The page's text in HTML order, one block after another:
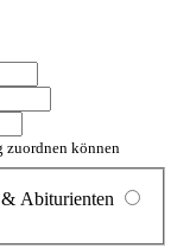
zuordnen können
Abiturienten